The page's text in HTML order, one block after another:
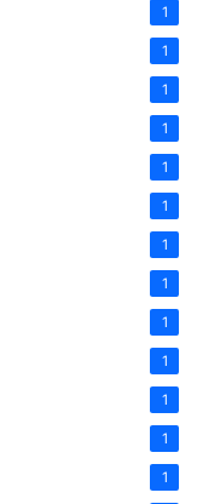
1
1
1
1
1
1
1
1
1
1
1
1
1